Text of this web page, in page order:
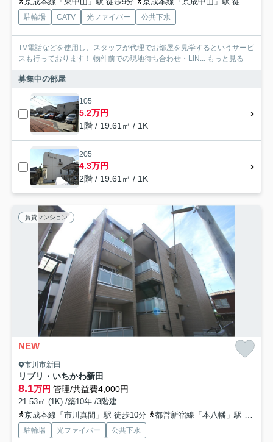
駐輪場 CATV 光ファイバー 公共下水
TV電話などを使用し、スタッフが代理でお部屋を見学するというサービ
スも行っております！ 物件前での現地待ち合わせ・LIN... もっと見る
募集中の部屋
105
5.2万円
1階 / 19.61㎡ / 1K
205
4.3万円
2階 / 19.61㎡ / 1K
賃貸マンション
NEW
市川市新田
リブリ・いちかわ新田
8.1万円 管理/共益費4,000円
21.53㎡ (1K) /築10年 /3階建
京成本線「市川真間」駅 徒歩10分
都営新宿線「本八幡」駅 徒歩24分
駐輪場 光ファイバー 公共下水